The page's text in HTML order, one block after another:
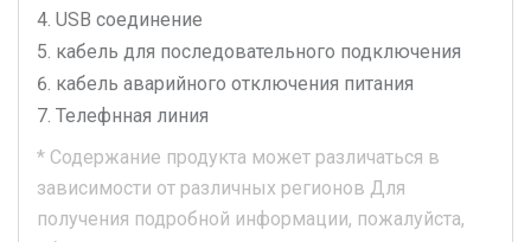
USB соединение
кабель для последовательного подключения
кабель аварийного отключения питания
Телефнная линия
* Содержание продукта может различаться в
зависимости от различных регионов Для
получения подробной информации, пожалуйста,